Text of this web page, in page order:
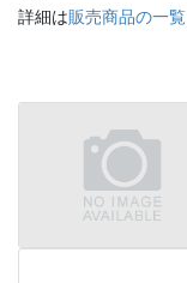
詳細は販売商品の一覧